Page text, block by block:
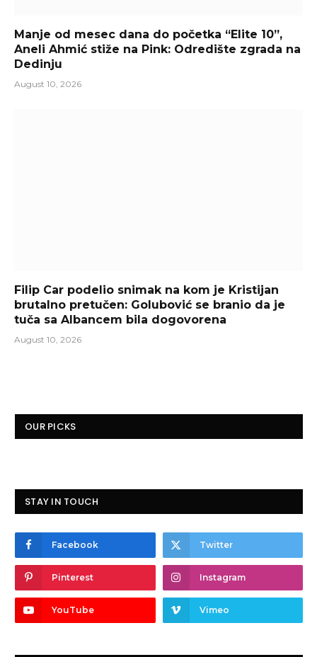
Manje od mesec dana do početka “Elite 10”,
Aneli Ahmić stiže na Pink: Odredište zgrada na
Dedinju
August 10, 2026
Filip Car podelio snimak na kom je Kristijan
brutalno pretučen: Golubović se branio da je
tuča sa Albancem bila dogovorena
August 10, 2026
OUR PICKS
STAY IN TOUCH
Facebook Twitter
Pinterest Instagram
YouTube Vimeo